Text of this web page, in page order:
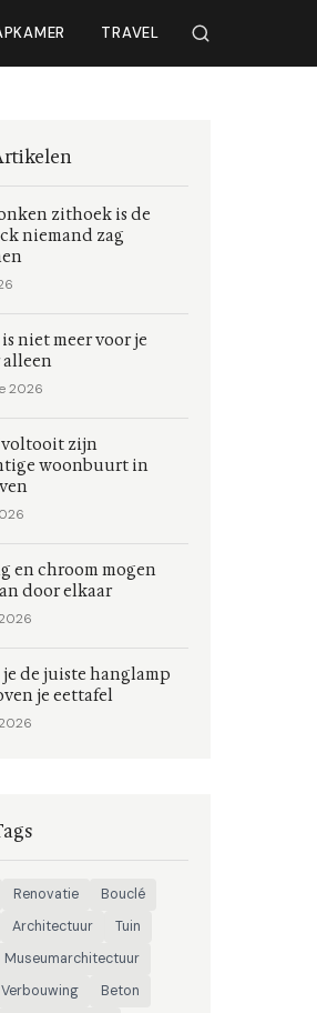
TRAVEL
zithoek is de
niemand zag
niet meer voor je
2026
voltooit zijn
woonbuurt in
en chroom mogen
door elkaar
je de juiste hanglamp
je eettafel
Renovatie
Bouclé
Architectuur
Tuin
Museumarchitectuur
Verbouwing
Beton